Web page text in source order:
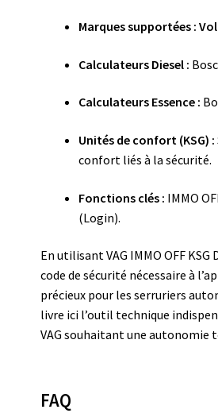
Marques supportées :
Calculateurs Diesel :
Calculateurs Essence :
Unités de confort (KSG) :
confort liés à la sécurité.
Fonctions clés : IMMO
(Login).
En utilisant VAG IMMO OFF
code de sécurité nécessaire à
précieux pour les serruriers
livre ici l’outil technique
VAG souhaitant une autonomie
FAQ